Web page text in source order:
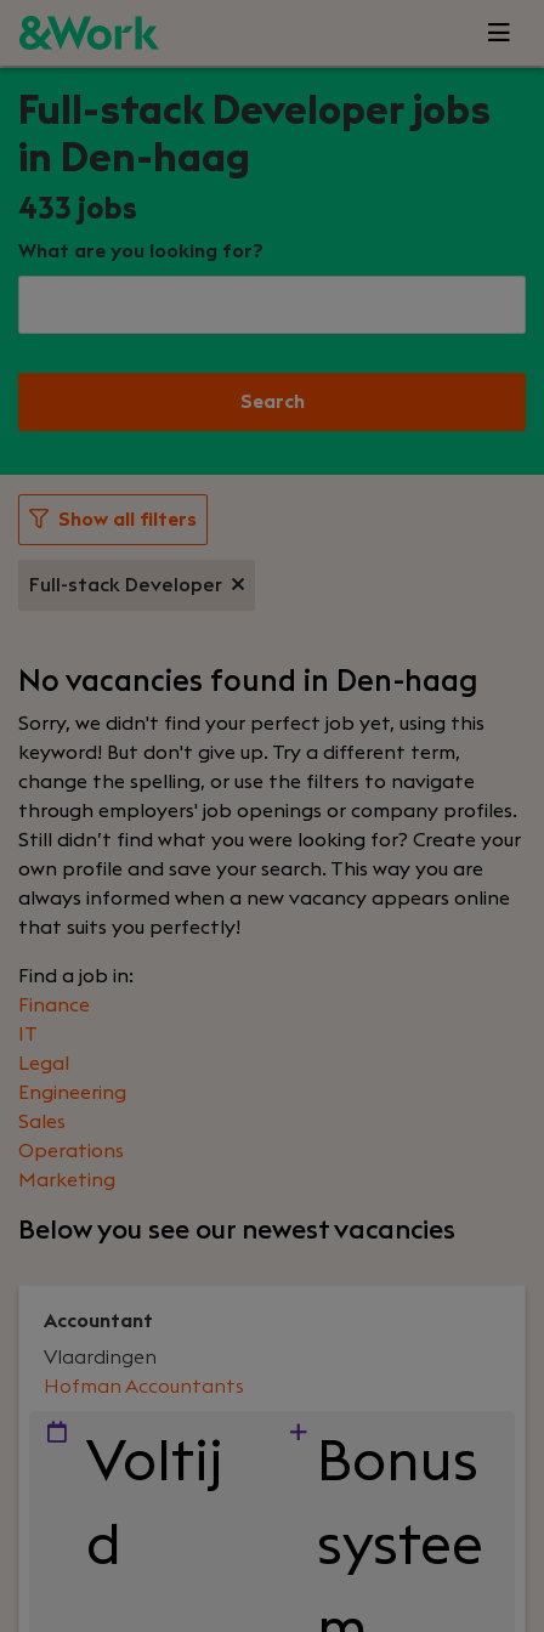
Full-stack Developer jobs
in Den-haag
433 jobs
What are you looking for?
Search
Show all filters
Full-stack Developer
No vacancies found in Den-haag
Sorry, we didn't find your perfect job yet, using this
keyword! But don't give up. Try a different term,
change the spelling, or use the filters to navigate
through employers' job openings or company profiles.
Still didn’t find what you were looking for? Create your
own profile and save your search. This way you are
always informed when a new vacancy appears online
that suits you perfectly!
Find a job in:
Finance
IT
Legal
Engineering
Sales
Operations
Marketing
Below you see our newest vacancies
Accountant
Hofman Accountants
Vlaardingen
Voltij
d
Bonus
systee